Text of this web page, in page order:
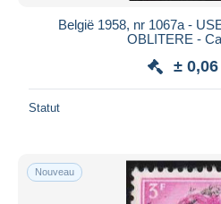
België 1958, nr 1067a -
OBLITERE -
±
Statut
Nouveau